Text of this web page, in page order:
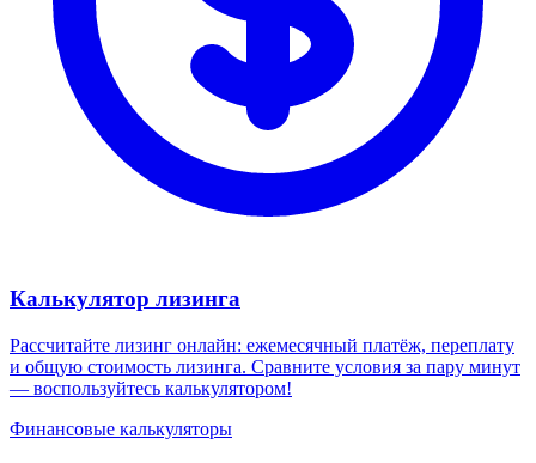
Калькулятор лизинга
Рассчитайте лизинг онлайн: ежемесячный платёж, переплату
и общую стоимость лизинга. Сравните условия за пару минут
— воспользуйтесь калькулятором!
Финансовые калькуляторы